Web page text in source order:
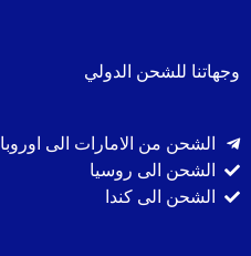
وجهاتنا للشحن الدولي
الشحن من الامارات الى اوروبا
الشحن الى روسيا
الشحن الى كندا